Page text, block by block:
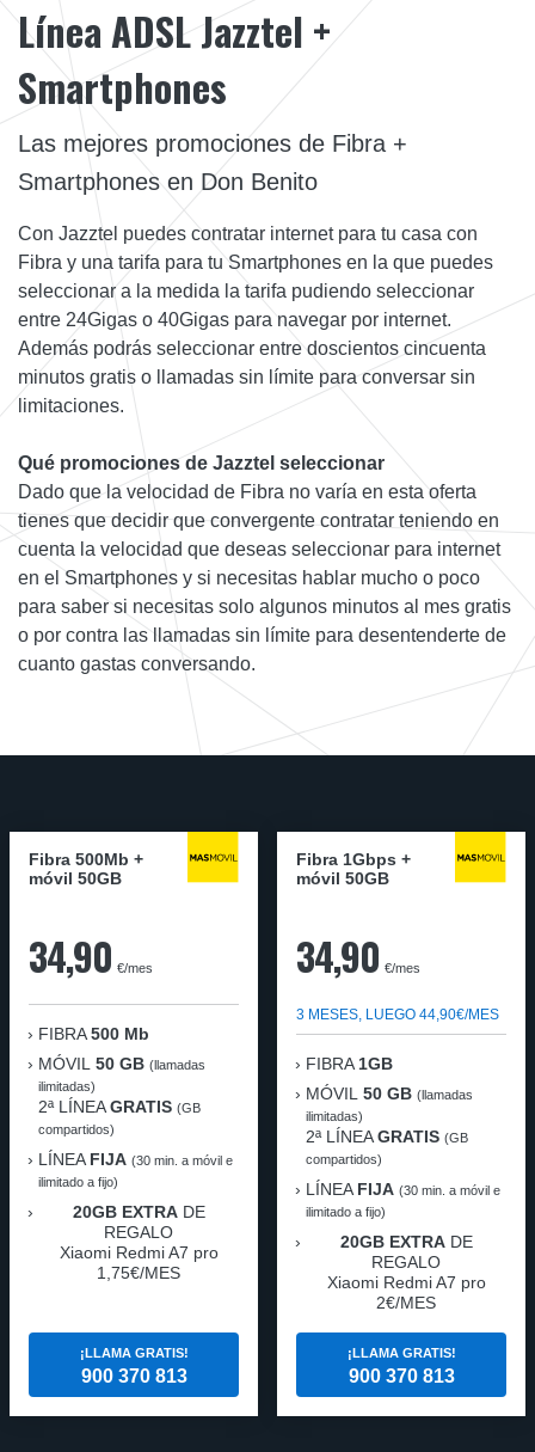
Línea ADSL Jazztel +
Smartphones
Las mejores promociones de Fibra +
Smartphones en Don Benito
Con Jazztel puedes contratar internet para tu casa con
Fibra y una tarifa para tu Smartphones en la que puedes
seleccionar a la medida la tarifa pudiendo seleccionar
entre 24Gigas o 40Gigas para navegar por internet.
Además podrás seleccionar entre doscientos cincuenta
minutos gratis o llamadas sin límite para conversar sin
limitaciones.
Qué promociones de Jazztel seleccionar
Dado que la velocidad de Fibra no varía en esta oferta
tienes que decidir que convergente contratar teniendo en
cuenta la velocidad que deseas seleccionar para internet
en el Smartphones y si necesitas hablar mucho o poco
para saber si necesitas solo algunos minutos al mes gratis
o por contra las llamadas sin límite para desentenderte de
cuanto gastas conversando.
Fibra 500Mb +
móvil 50GB
34,90 €/mes
FIBRA 500 Mb
MÓVIL 50 GB (llamadas
ilimitadas)
2ª LÍNEAGRATIS (GB
compartidos)
LÍNEA FIJA (30 min. a móvil e
ilimitado a fijo)
20GB EXTRADE
REGALO
Xiaomi Redmi A7 pro
1,75€/MES
¡LLAMA GRATIS!
900 370 813
Fibra 1Gbps +
móvil 50GB
34,90 €/mes
3 MESES, LUEGO 44,90€/MES
FIBRA 1GB
MÓVIL 50 GB (llamadas
ilimitadas)
2ª LÍNEAGRATIS (GB
compartidos)
LÍNEA FIJA (30 min. a móvil e
ilimitado a fijo)
20GB EXTRADE
REGALO
Xiaomi Redmi A7 pro
2€/MES
¡LLAMA GRATIS!
900 370 813